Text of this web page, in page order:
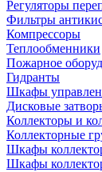
Регуляторы
Фильтры
Компрессоры
Теплообменники
Пожарное
Гидранты
Шкафы
Дисковые
Коллекторы и
Коллекторные
Шкафы
Шкафы